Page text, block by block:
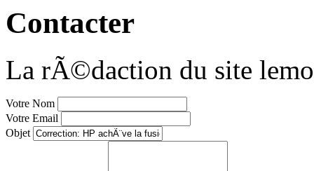
Contacter
La rÃ©daction du site
Votre Nom
Votre Email
Objet